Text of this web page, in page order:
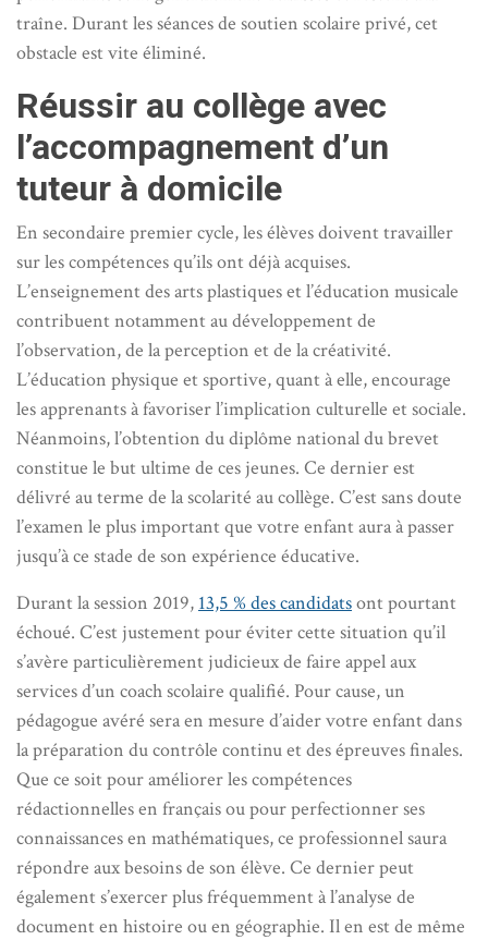
traîne. Durant les séances de soutien scolaire privé, cet
obstacle est vite éliminé.
Réussir au collège avec
l’accompagnement d’un
tuteur à domicile
En secondaire premier cycle, les élèves doivent travailler
sur les compétences qu’ils ont déjà acquises.
L’enseignement des arts plastiques et l’éducation musicale
contribuent notamment au développement de
l’observation, de la perception et de la créativité.
L’éducation physique et sportive, quant à elle, encourage
les apprenants à favoriser l’implication culturelle et sociale.
Néanmoins, l’obtention du diplôme national du brevet
constitue le but ultime de ces jeunes. Ce dernier est
délivré au terme de la scolarité au collège. C’est sans doute
l’examen le plus important que votre enfant aura à passer
jusqu’à ce stade de son expérience éducative.
Durant la session 2019, 13,5 % des candidatsont pourtant
échoué. C’est justement pour éviter cette situation qu’il
s’avère particulièrement judicieux de faire appel aux
services d’un coach scolaire qualifié. Pour cause, un
pédagogue avéré sera en mesure d’aider votre enfant dans
la préparation du contrôle continu et des épreuves finales.
Que ce soit pour améliorer les compétences
rédactionnelles en français ou pour perfectionner ses
connaissances en mathématiques, ce professionnel saura
répondre aux besoins de son élève. Ce dernier peut
également s’exercer plus fréquemment à l’analyse de
document en histoire ou en géographie. Il en est de même